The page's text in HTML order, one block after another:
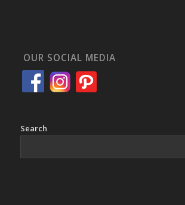
OUR SOCIAL MEDIA
Search